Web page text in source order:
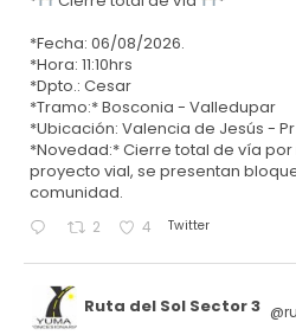
*Fecha: 06/08/2026.
*Hora: 11:10hrs
*Dpto.: Cesar
*Tramo:* Bosconia - Valledupar
*Ubicación: Valencia de Jesús - Pr
*Novedad:* Cierre total de vía
proyecto vial, se presentan
comunidad.
2 4 Twitter
Ruta del Sol Sector 3